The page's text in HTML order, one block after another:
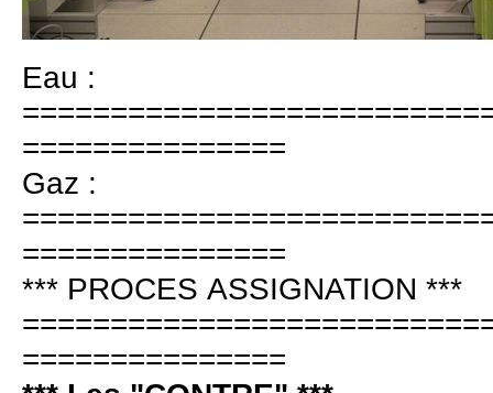
Eau :
===============
Gaz :
===============
*** PROCES ASSIGNATION ***
===============